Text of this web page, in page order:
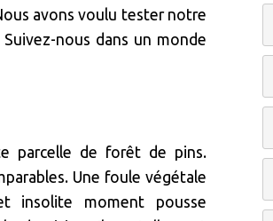
avons voulu tester notre
nous dans un monde
parcelle de forêt de pins.
Une foule végétale
insolite moment pousse